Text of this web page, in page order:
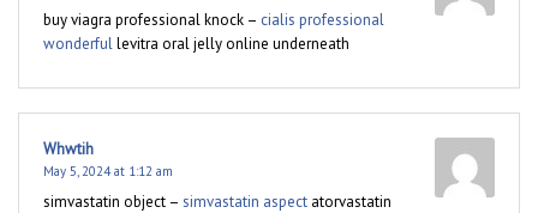
buy viagra professional knock – cialis professional
wonderfullevitra oral jelly online underneath
Whwtih
May 5, 2024 at 1:12 am
simvastatin object – simvastatin aspect atorvastatin